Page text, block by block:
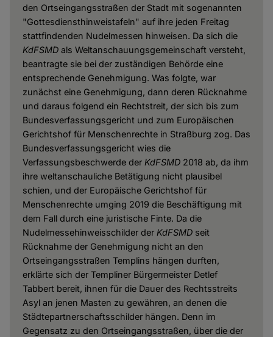
den Ortseingangsstraßen der Stadt mit sogenannten
"Gottesdiensthinweistafeln" auf ihre jeden Freitag
stattfindenden Nudelmessen hinweisen. Da sich die
KdFSMDals Weltanschauungsgemeinschaft versteht,
beantragte sie bei der zuständigen Behörde eine
entsprechende Genehmigung. Was folgte, war
zunächst eine Genehmigung, dann deren Rücknahme
und daraus folgend ein Rechtstreit, der sich bis zum
Bundesverfassungsgericht und zum Europäischen
Gerichtshof für Menschenrechte in Straßburg zog. Das
Bundesverfassungsgericht wies die
Verfassungsbeschwerde der KdFSMD2018 ab, da ihm
ihre weltanschauliche Betätigung nicht plausibel
schien, und der Europäische Gerichtshof für
Menschenrechte umging 2019 die Beschäftigung mit
dem Fall durch eine juristische Finte. Da die
Nudelmessehinweisschilder der KdFSMDseit
Rücknahme der Genehmigung nicht an den
Ortseingangsstraßen Templins hängen durften,
erklärte sich der Templiner Bürgermeister Detlef
Tabbert bereit, ihnen für die Dauer des Rechtsstreits
Asyl an jenen Masten zu gewähren, an denen die
Städtepartnerschaftsschilder hängen. Denn im
Gegensatz zu den Ortseingangsstraßen, über die der